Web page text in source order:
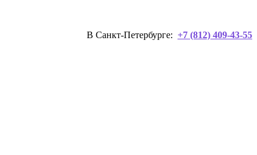
В Санкт-Петербурге: +7 (812) 409-43-55